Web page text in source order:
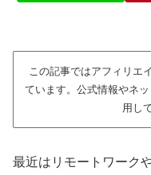
この記事ではアフィリエ
ています。公式情報やネ
用し
最近はリモートワーク